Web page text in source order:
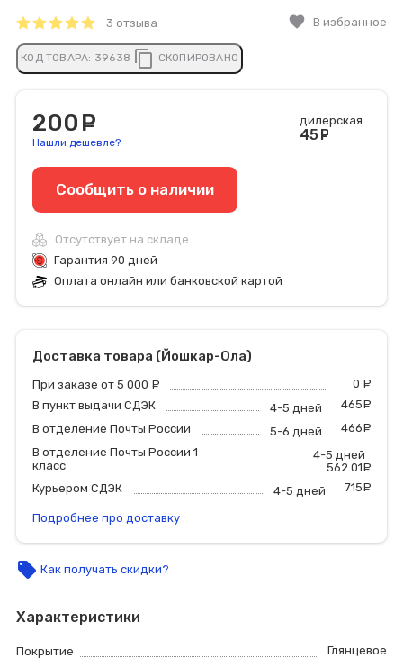
3 отзыва favorite В избранное
КОД ТОВАРА: 39638 content_copy СКОПИРОВАНО
200
Нашли дешевле?
дилерская
45
Сообщить o наличии
Отсутствует на складе
Гарантия 90 дней
Оплата онлайн или банковской картой
Доставка товара (Йошкар-Ола)
При заказе от 5 000 0
В пункт выдачи СДЭК
4-5 дней 465
В отделение Почты России
5-6 дней 466
В отделение Почты России 1
класс
4-5 дней
562.01
Курьером СДЭК
4-5 дней 715
Подробнее про доставку
local_offer Как получать скидки?
Характеристики
Покрытие
Глянцевое